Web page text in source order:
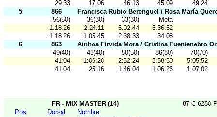
29:33
17:06 46:13 45:09
49:24
5
866
Francisca Rubio Berenguel / Rosa María
56(50)
36(30) 33(30)
Meta
1:18:26
2:24:11 5:02:44
5:36:52
1:18:26
1:05:45 2:38:33
34:08
6
863
Ainhoa Firvida Mora / Cristina Fuentenebro
49(40)
43(40) 50(50) 86(80)
70(70)
41:04
1:06:20 2:52:24 3:58:50
5:05:52
41:04
25:16 1:46:04 1:06:26 1:07:02
FR - MIX MASTER (14)
87 C 6280
Pos
Dorsal
Nombre